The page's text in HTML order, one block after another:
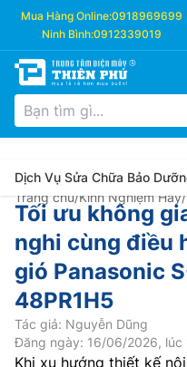
Mua Hàng Online:0918969699
Ninh Bình:0912339019
Dịch Vụ Sửa Chữa Bảo
Trang chủ/Kinh Nghiệm Hay/
Tối ưu không
nghi cùng điều
gió Panasonic
48PR1H5
Tác giả: Nguyễn Dũng
Đăng ngày: 16/06/2026, lúc
Khi xu hướng thiết kế